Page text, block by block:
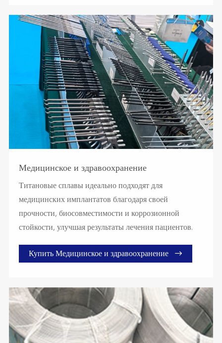
Медицинское и здравоохранение
Титановые сплавы идеально подходят для
медицинских имплантатов благодаря своей
прочности, биосовместимости и коррозионной
стойкости, улучшая результаты лечения пациентов.
Купить Медицинское и здравоохранение 